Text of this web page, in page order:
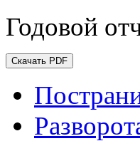
Годовой
Скачать PDF